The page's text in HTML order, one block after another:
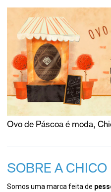
Ovo de Páscoa é moda,
SOBRE A CHICO
Somos uma marca feita de